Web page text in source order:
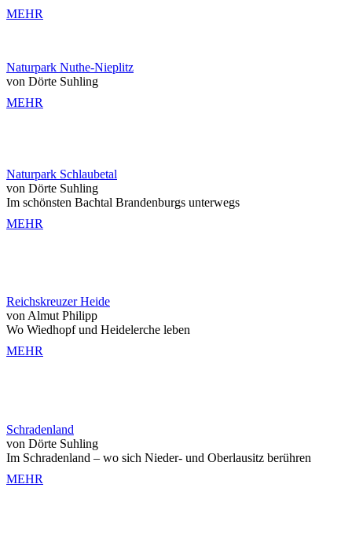
MEHR
Naturpark Nuthe-Nieplitz
von Dörte Suhling
MEHR
Naturpark Schlaubetal
von Dörte Suhling
Im schönsten Bachtal Brandenburgs unterwegs
MEHR
Reichskreuzer Heide
von Almut Philipp
Wo Wiedhopf und Heidelerche leben
MEHR
Schradenland
von Dörte Suhling
Im Schradenland – wo sich Nieder- und Oberlausitz berühren
MEHR